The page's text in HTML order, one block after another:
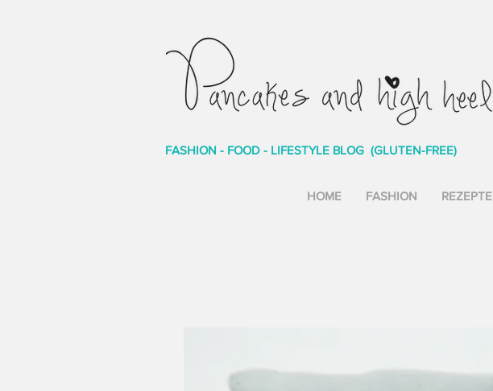
FASHION - FOOD - LIFESTYLE BLOG (GLUTEN-FREE)
HOME FASHION REZEPTE